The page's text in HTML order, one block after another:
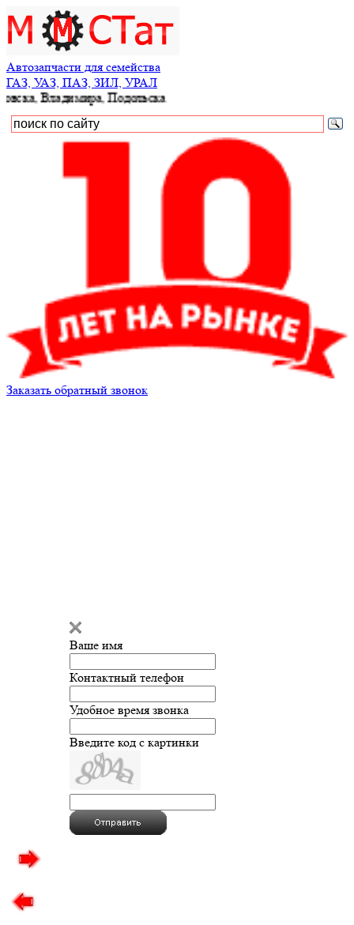
Автозапчасти для семейства
ГАЗ, УАЗ, ПАЗ, ЗИЛ, УРАЛ
Владимира, Подольска
Заказать обратный звонок
Ваше имя
Контактный телефон
Удобное время звонка
Введите код с картинки
Введите сообщение